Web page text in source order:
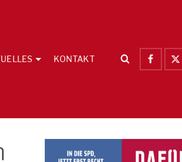
KONTAKT